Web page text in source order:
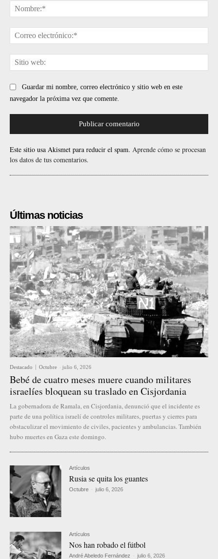
Guardar mi nombre, correo electrónico y sitio web en este
navegador la próxima vez que comente.
Este sitio usa Akismet para reducir el spam. Aprende cómo se procesan
los datos de tus comentarios.
Últimas noticias
Destacado Octubre - julio 6, 2026
Bebé de cuatro meses muere cuando militares
israelíes bloquean su traslado en Cisjordania
La gobernadora de Ramala, en Cisjordania, denunció que el incidente es
parte de una política israelí de controles militares, puertas y cierres para
obstaculizar el movimiento de civiles, pacientes y ambulancias. También
hubo muertes en Gaza este domingo.
Artículos
Rusia se quita los guantes
Octubre - julio 6, 2026
Artículos
Nos han robado el fútbol
André Abeledo Fernández - julio 6, 2026